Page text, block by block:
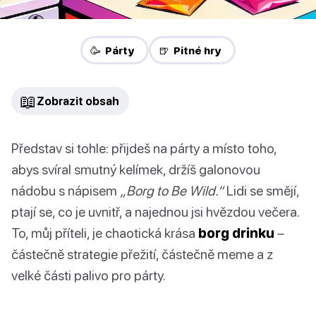
🥳 Párty 🍺 Pitné hry
📖 Zobrazit obsah
Představ si tohle: přijdeš na párty a místo toho,
abys svíral smutný kelímek, držíš galonovou
nádobu s nápisem „Borg to Be Wild.“Lidi se smějí,
ptají se, co je uvnitř, a najednou jsi hvězdou večera.
To, můj příteli, je chaotická krása borg drinku –
částečně strategie přežití, částečně meme a z
velké části palivo pro párty.